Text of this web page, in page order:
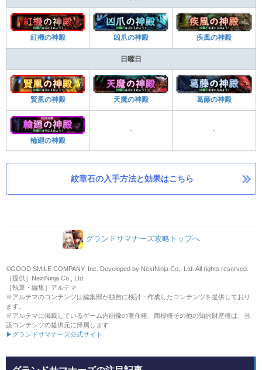
紅機の神殿 凶爪の神殿 疾風の神殿
日曜日
賢凰の神殿 天魔の神殿 葛藤の神殿
輪廻の神殿
- -
紋章石の入手方法と効果はこちら
グランドサマナーズ攻略トップへ
©GOOD SMILE COMPANY, Inc. Developed by NextNinja Co., Ltd. All rights reserved.
［提供］NextNinja Co., Ltd.
［執筆・編集］アルテマ
※アルテマのコンテンツは編集部が独自に検討・作成したコンテンツを提供しており
ます。
※アルテマに掲載しているゲーム内画像の著作権、商標権その他の知的財産権は、当
該コンテンツの提供元に帰属します
▶グランドサマナーズ公式サイト